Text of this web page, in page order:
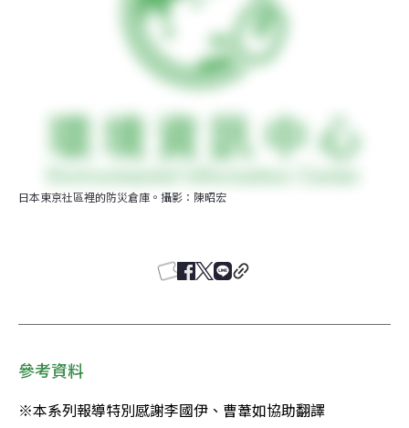
日本東京社區裡的防災倉庫。攝影：陳昭宏
參考資料
※本系列報導特別感謝李國伊、曹葦如協助翻譯